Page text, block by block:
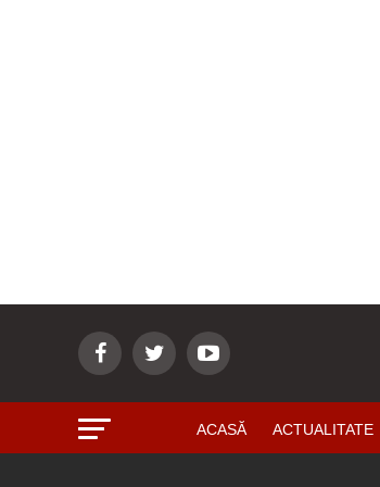
ACASĂ ACTUALITATE